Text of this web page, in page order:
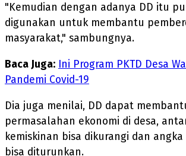
"Kemudian dengan adanya DD itu
digunakan untuk membantu
masyarakat," sambungnya.
Baca Juga: Ini Program PKTD Desa
Pandemi Covid-19
Dia juga menilai, DD dapat
permasalahan ekonomi di desa,
kemiskinan bisa dikurangi dan
bisa diturunkan.